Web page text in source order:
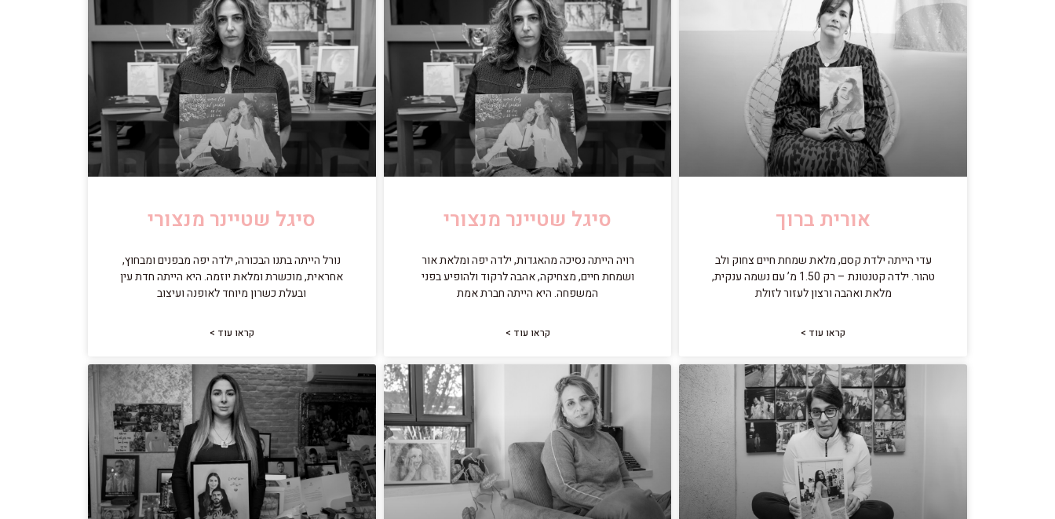
אורית ברוך
עדי הייתה ילדת קסם, מלאת שמחת חיים צחוק ולב
טהור. ילדה קטנטונת – רק 1.50 מ’ עם נשמה ענקית,
מלאת ואהבה ורצון לעזור לזולת
קראו עוד >
סיגל שטיינר מנצורי
רויה הייתה נסיכה מהאגדות, ילדה יפה ומלאת אור
ושמחת חיים, מצחיקה, אהבה לרקוד ולהופיע בפני
המשפחה. היא הייתה חברת אמת
קראו עוד >
סיגל שטיינר מנצורי
נורל הייתה בתנו הבכורה, ילדה יפה מבפנים ומבחוץ,
אחראית, מוכשרת ומלאת יוזמה. היא הייתה חדת עין
ובעלת כשרון מיוחד לאופנה ועיצוב
קראו עוד >